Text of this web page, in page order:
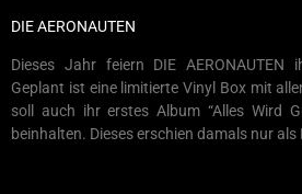
DIE AERONAUTEN
Dieses Jahr feiern DIE AERONAUTEN
Geplant ist eine limitierte Vinyl Box mit
soll auch ihr erstes Album “Alles Wird
beinhalten. Dieses erschien damals nur als